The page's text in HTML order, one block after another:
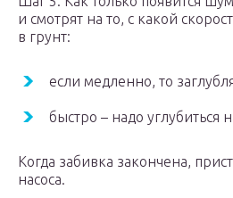
и смотрят на то, с какой
в грунт:
если медленно, то
быстро – надо углубиться
Когда забивка закончена,
насоса.